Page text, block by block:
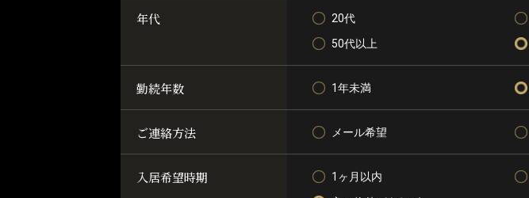
年代 20代
50代以上
勤続年数 1年未満
ご連絡方法 メール希望
入居希望時期 1ヶ月以内